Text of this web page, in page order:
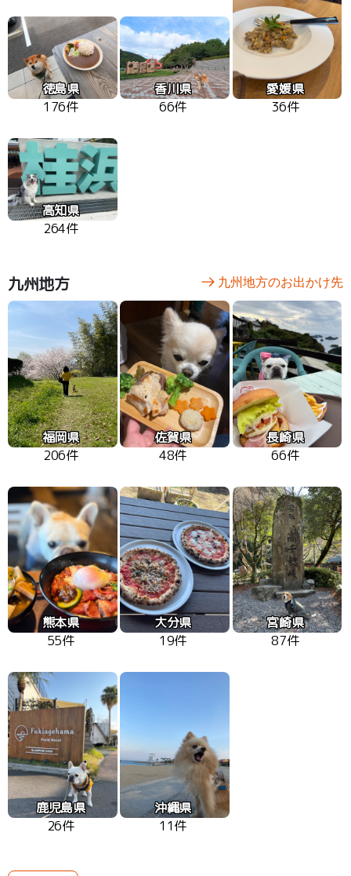
徳島県
176件
香川県
66件
愛媛県
36件
高知県
264件
九州地方 九州地方のお出かけ先
福岡県
206件
佐賀県
48件
長崎県
66件
熊本県
55件
大分県
19件
宮崎県
87件
鹿児島県
26件
沖縄県
11件